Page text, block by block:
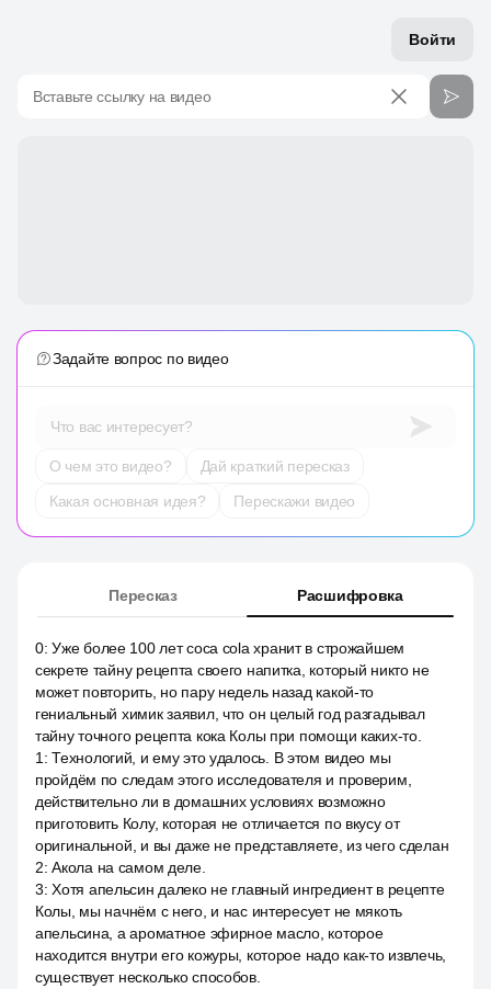
Войти
Вставьте ссылку на видео
Задайте вопрос по видео
Что вас интересует?
О чем это видео?
Дай краткий пересказ
Какая основная идея?
Перескажи видео
Пересказ Расшифровка
0:Уже более 100 лет coca cola хранит в строжайшем
секрете тайну рецепта своего напитка, который никто не
может повторить, но пару недель назад какой-то
гениальный химик заявил, что он целый год разгадывал
тайну точного рецепта кока Колы при помощи каких-то.
1 :Технологий, и ему это удалось. В этом видео мы
пройдём по следам этого исследователя и проверим,
действительно ли в домашних условиях возможно
приготовить Колу, которая не отличается по вкусу от
оригинальной, и вы даже не представляете, из чего сделан
2:Акола на самом деле.
3:Хотя апельсин далеко не главный ингредиент в рецепте
Колы, мы начнём с него, и нас интересует не мякоть
апельсина, а ароматное эфирное масло, которое
находится внутри его кожуры, которое надо как-то извлечь,
существует несколько способов.